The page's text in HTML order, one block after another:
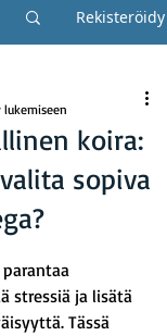
Rekisteröidy
koira:
sopiva
epäluku/5
stressiä ja lisätä
Tässä